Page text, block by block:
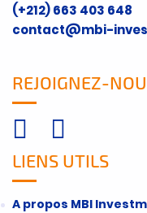
(+212) 663 403 648
contact@mbi-
REJOIGNEZ-
LIENS UTILS
A propos MBI